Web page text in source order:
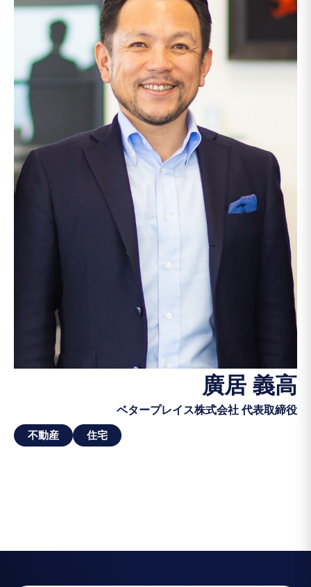
廣居 義高
ベタープレイス株式会社 代表取締役
不動産 住宅